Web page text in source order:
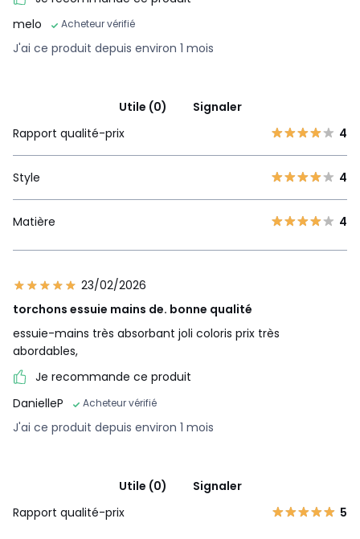
melo
Acheteur vérifié
J'ai ce produit depuis environ 1 mois
Utile (0)
Signaler
Rapport qualité-prix
4
Style 4
Matière 4
23/02/2026
torchons essuie mains de. bonne qualité
essuie-mains très absorbant joli coloris prix très
abordables,
Je recommande ce produit
DanielleP
Acheteur vérifié
J'ai ce produit depuis environ 1 mois
Utile (0)
Signaler
Rapport qualité-prix
5